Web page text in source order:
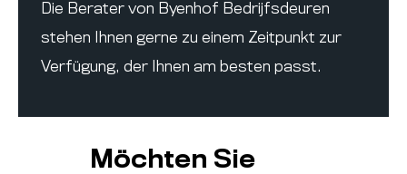
Die Berater von Byenhof Bedrijfsdeuren
stehen Ihnen gerne zu einem Zeitpunkt zur
Verfügung, der Ihnen am besten passt.
Möchten Sie